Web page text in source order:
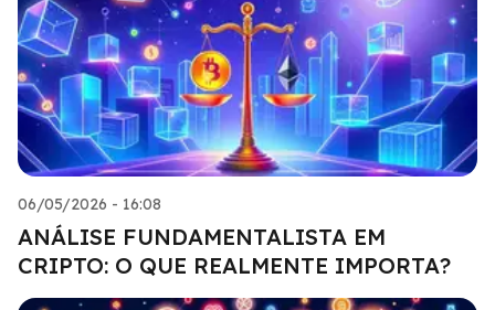
06/05/2026 - 16:08
ANÁLISE FUNDAMENTALISTA EM
CRIPTO: O QUE REALMENTE IMPORTA?